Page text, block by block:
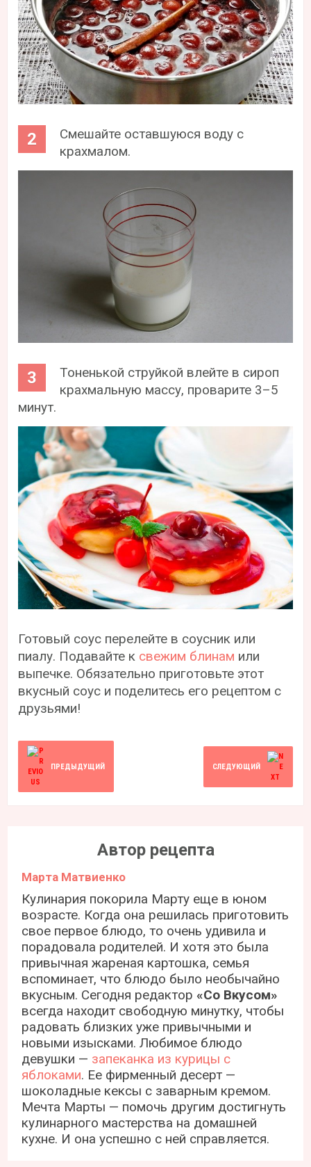
Смешайте оставшуюся воду с
крахмалом.
Тоненькой струйкой влейте в сироп
крахмальную массу, проварите 3–5
минут.
Готовый соус перелейте в соусник или
пиалу. Подавайте к свежим блинам или
выпечке. Обязательно приготовьте этот
вкусный соус и поделитесь его рецептом с
друзьями!
ПРЕДЫДУЩИЙ СЛЕДУЮЩИЙ
Автор рецепта
Марта Матвиенко
Кулинария покорила Марту еще в юном
возрасте. Когда она решилась приготовить
свое первое блюдо, то очень удивила и
порадовала родителей. И хотя это была
привычная жареная картошка, семья
вспоминает, что блюдо было необычайно
вкусным. Сегодня редактор«Со Вкусом»
всегда находит свободную минутку, чтобы
радовать близких уже привычными и
новыми изысками. Любимое блюдо
девушки — запеканка из курицы с
яблоками. Ее фирменный десерт —
шоколадные кексы с заварным кремом.
Мечта Марты — помочь другим достигнуть
кулинарного мастерства на домашней
кухне. И она успешно с ней справляется.